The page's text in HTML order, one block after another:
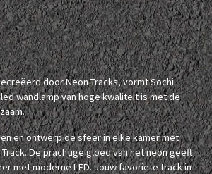
door Neon Tracks, vormt Sochi
wandlamp van hoge kwaliteit is met de
en ontwerp de sfeer in elke kamer met
De prachtige gloed van het neon geeft
met moderne LED. Jouw favoriete track in